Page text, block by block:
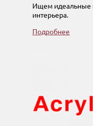
Ищем идеальные
интерьера.
Подробнее